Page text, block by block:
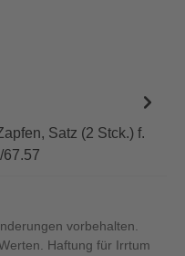
Satz (2 Stck.) f.
67.57
vorbehalten.
Haftung für Irrtum